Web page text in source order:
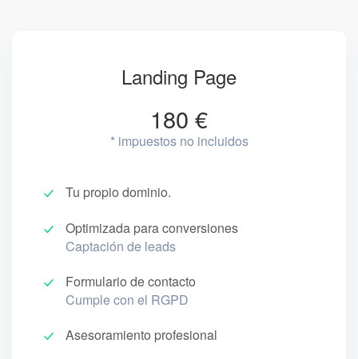
Landing Page
180 €
* impuestos no incluidos
Tu propio dominio.
Optimizada para conversiones
Captación de leads
Formulario de contacto
Cumple con el RGPD
Asesoramiento profesional